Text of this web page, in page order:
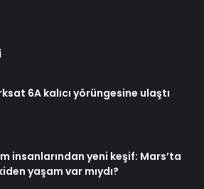
6A kalıcı yörüngesine ulaştı
insanlarından yeni keşif: Mars’ta
yaşam var mıydı?